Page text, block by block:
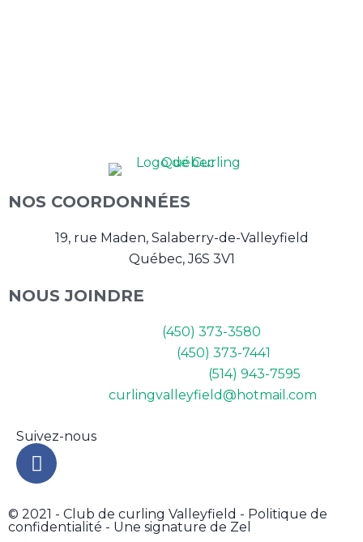
NOS COORDONNÉES
19, rue Maden, Salaberry-de-Valleyfield
Québec, J6S 3V1
NOUS JOINDRE
(450) 373-3580
(450) 373-7441
(514) 943-7595
curlingvalleyfield@hotmail.com
Suivez-nous
F
a
e
b
© 2021 - Club de curling Valleyfield - Politique de
confidentialité - Une signature de Zel